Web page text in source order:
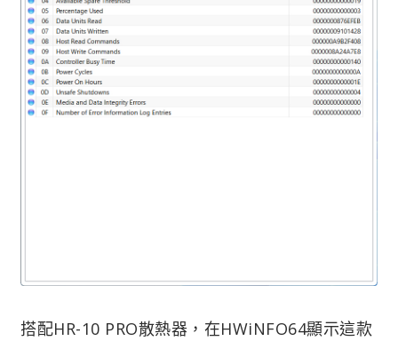
搭配HR-10 PRO散熱器，在HWiNFO64顯示這款